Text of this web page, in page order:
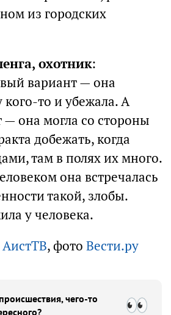
из городских
охотник:
вариант — она
кого-то и убежала. А
— она могла со стороны
добежать, когда
там в полях их много.
она встречалась
такой, злобы.
у человека.
АистТВ, фото Вести.ру
чего-то